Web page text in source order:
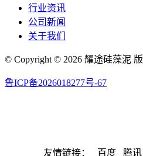
行业资讯
公司新闻
关于我们
© Copyright © 2026 耀途硅藻泥
鲁ICP备2026018277号-67
友情链接： 百度 腾讯